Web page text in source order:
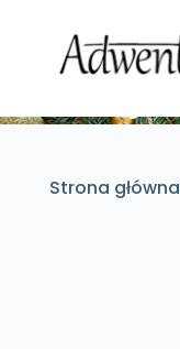
Strona główna